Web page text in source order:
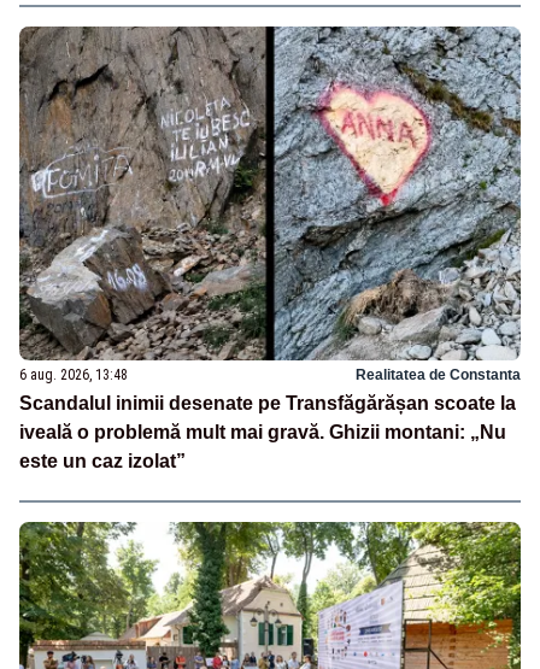
6 aug. 2026, 13:48 Realitatea de Constanta
Scandalul inimii desenate pe Transfăgărășan scoate la
iveală o problemă mult mai gravă. Ghizii montani: „Nu
este un caz izolat”